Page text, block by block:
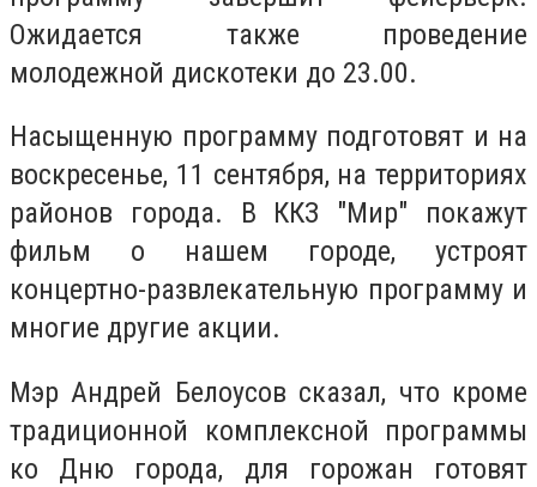
Ожидается также проведение
молодежной дискотеки до 23.00.
Насыщенную программу подготовят и на
воскресенье, 11 сентября, на территориях
районов города. В ККЗ "Мир" покажут
фильм о нашем городе, устроят
концертно-развлекательную программу и
многие другие акции.
Мэр Андрей Белоусов сказал, что кроме
традиционной комплексной программы
ко Дню города, для горожан готовят